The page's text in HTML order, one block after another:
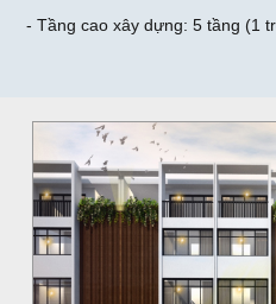
- Tầng cao xây dựng: 5 tầng (1